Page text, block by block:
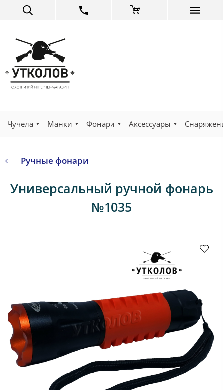
Чучела Манки Фонари Аксессуары
Ручные фонари
Универсальный ручной фонарь
№1035